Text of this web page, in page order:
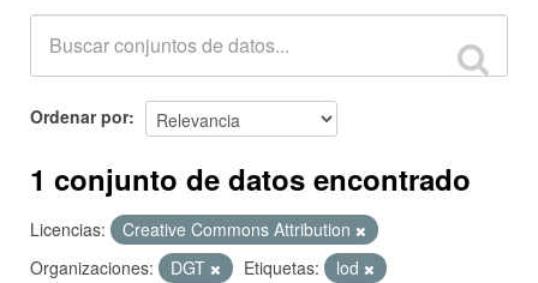
Ordenar por
1 conjunto de datos encontrado
Licencias:
Creative Commons Attribution
Organizaciones:
DGT Etiquetas:
lod